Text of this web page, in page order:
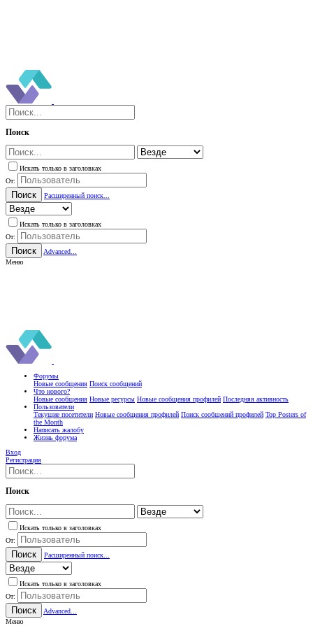
Поиск
Искать только в заголовках
От:
Поиск Расширенный поиск...
Искать только в заголовках
От:
Поиск
Advanced...
Меню
Форумы
Новые сообщения Поиск сообщений
Что нового?
Новые сообщения Новые ресурсы Новые сообщения профилей Последняя активность
Пользователи
Текущие посетители Новые сообщения профилей Поиск сообщений профилей Top Posters of
the Month
Написать жалобу
Жизнь форума
Вход
Регистрация
Поиск
Искать только в заголовках
От:
Поиск Расширенный поиск...
Искать только в заголовках
От:
Поиск
Advanced...
Меню